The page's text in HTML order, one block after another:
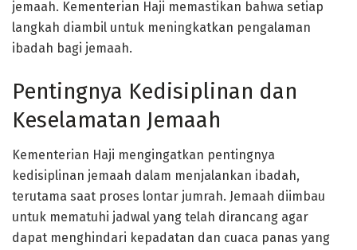
jemaah. Kementerian Haji memastikan bahwa setiap
langkah diambil untuk meningkatkan pengalaman
ibadah bagi jemaah.
Pentingnya Kedisiplinan dan
Keselamatan Jemaah
Kementerian Haji mengingatkan pentingnya
kedisiplinan jemaah dalam menjalankan ibadah,
terutama saat proses lontar jumrah. Jemaah diimbau
untuk mematuhi jadwal yang telah dirancang agar
dapat menghindari kepadatan dan cuaca panas yang